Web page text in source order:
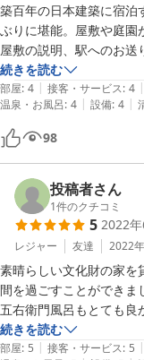
築百年の日本建築に宿泊
ぶりに堪能。屋敷や庭園
屋敷の説明、駅へのお送
もできるので、またゆっ
続きを読む
部屋: 4 | 接客・サービス: 4 |
温泉・お風呂: 4 | 設備: 4 |
98
投稿者さん
1件のクチコミ
5 2022
レジャー 友達 2022
素晴らしい文化財の家を
間を過ごすことができま
五右衛門風呂もとても良
す。
お布団もふかふかで良く
続きを読む
部屋: 5 | 接客・サービス: 5 |